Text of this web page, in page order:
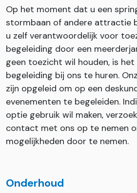
Op het moment dat u een
stormbaan of andere attractie
u zelf verantwoordelijk voor
begeleiding door een
geen toezicht wil houden, is
begeleiding bij ons te huren.
zijn opgeleid om op een
evenementen te begeleiden.
optie gebruik wil maken,
contact met ons op te nemen
mogelijkheden door te nemen.
Onderhoud